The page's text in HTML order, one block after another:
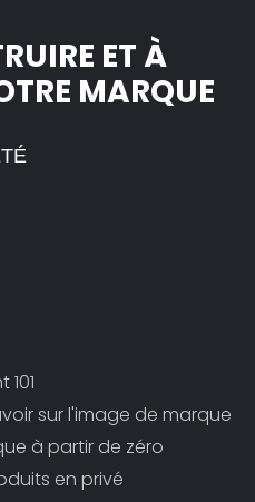
ET À
MARQUE
sur l'image de marque
à partir de zéro
en privé